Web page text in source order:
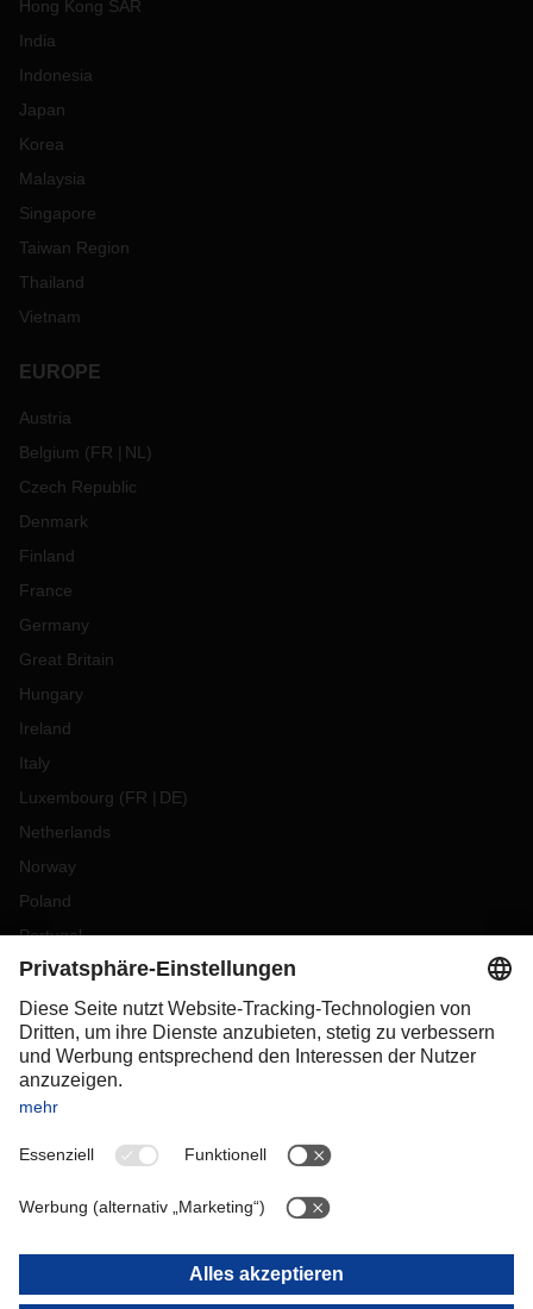
Hong Kong SAR
India
Indonesia
Japan
Korea
Malaysia
Singapore
Taiwan Region
Thailand
Vietnam
EUROPE
Austria
Belgium (FR NL )
Czech Republic
Denmark
Finland
France
Germany
Great Britain
Hungary
Ireland
Italy
Luxembourg (FR DE)
Netherlands
Norway
Poland
Portugal
Romania
Slovakia
Spain
Sweden
Switzerland
OCEANIA